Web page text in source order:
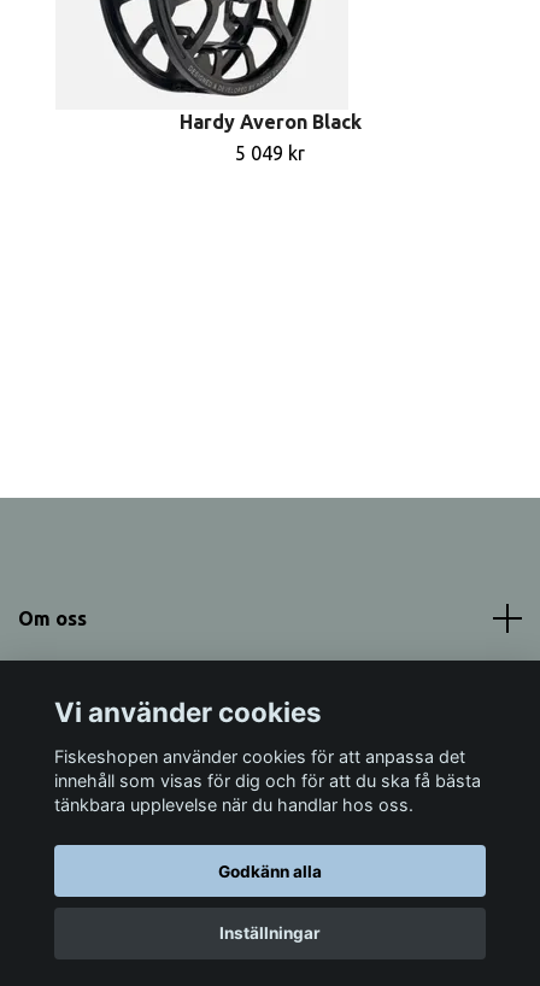
Hardy Averon Black
5 049 kr
Om oss
Sociala medier
© 2026 Fiskeshopen Mörrum
Vi använder cookies
Fiskeshopen använder cookies för att anpassa det
innehåll som visas för dig och för att du ska få bästa
tänkbara upplevelse när du handlar hos oss.
Godkänn alla
Inställningar